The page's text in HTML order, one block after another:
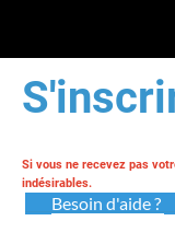
Si vous ne recevez pas
indésirables.
Besoin d'aide ?